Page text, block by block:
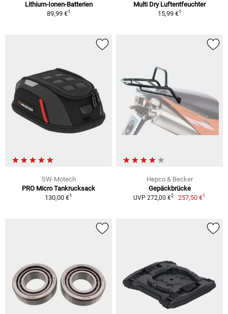
Lithium-Ionen-Batterien
89,99 €1
Multi Dry Luftentfeuchter
15,99 €1
SW-Motech
PRO Micro Tankrucksack
130,00 €1
Hepco & Becker
Gepäckbrücke
UVP 272,00 €2 257,50 €1